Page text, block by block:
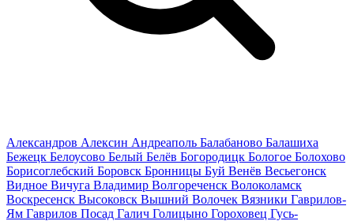
Александров Алексин Андреаполь Балабаново Балашиха
Бежецк Белоусово Белый Белёв Богородицк Бологое Болохово
Борисоглебский Боровск Бронницы Буй Венёв Весьегонск
Видное Вичуга Владимир Волгореченск Волоколамск
Воскресенск Высоковск Вышний Волочек Вязники Гаврилов-
Ям Гаврилов Посад Галич Голицыно Гороховец Гусь-